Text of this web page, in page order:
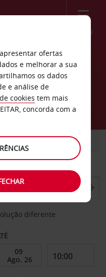
Menu
Tostedt
COMERCIAIS
diferente
ofertas
e melhorar a sua
os dados
e análise de
cookies tem mais
concorda com a